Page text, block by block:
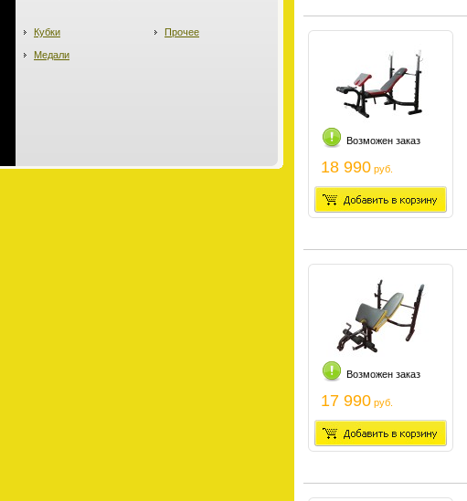
Кубки
Медали
Прочее
Возможен заказ
18 990 руб.
Возможен заказ
17 990 руб.